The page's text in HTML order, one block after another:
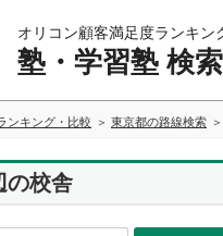
オリコン顧客満足度ランキン
塾・学習塾 検索
ンキング・比較 東京都の路線検索
の校舎